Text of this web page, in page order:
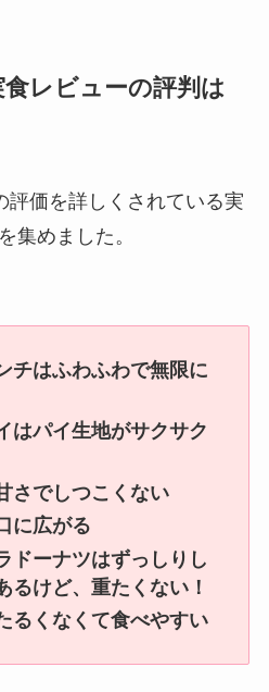
レビューの評判は
評価を詳しくされている実
集めました。
チはふわふわで無限に
はパイ生地がサクサク
さでしつこくない
に広がる
ドーナツはずっしりし
るけど、重たくない！
るくなくて食べやすい